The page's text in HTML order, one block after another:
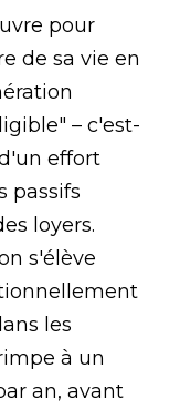
pour
de sa vie en
– c'est-
effort
passifs
loyers.
s'élève
les
à un
an, avant